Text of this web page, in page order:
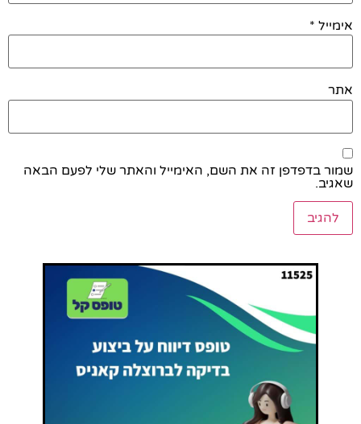
אימייל *
אתר
שמור בדפדפן זה את השם, האימייל והאתר שלי לפעם הבאה
שאגיב.